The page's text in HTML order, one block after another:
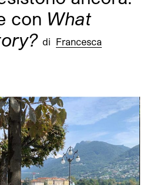
con What
di Francesca